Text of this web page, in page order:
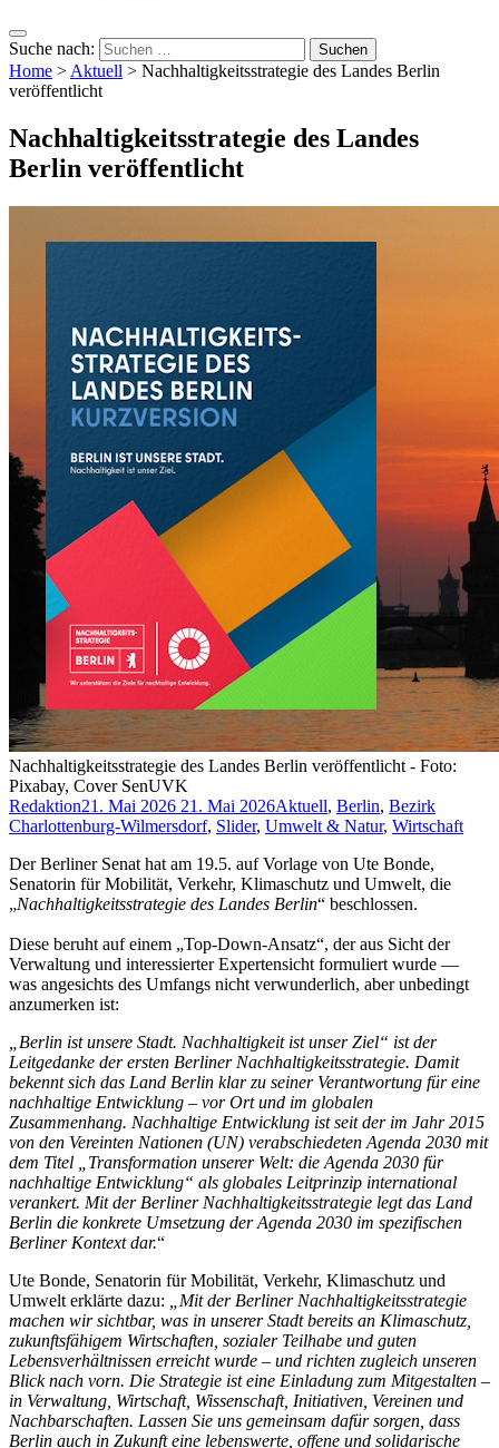
Suche nach:
Home > Aktuell > Nachhaltigkeitsstrategie des Landes Berlin
veröffentlicht
Nachhaltigkeitsstrategie des Landes
Berlin veröffentlicht
Nachhaltigkeitsstrategie des Landes Berlin veröffentlicht - Foto:
Pixabay, Cover SenUVK
Redaktion21. Mai 2026 21. Mai 2026Aktuell, Berlin, Bezirk
Charlottenburg-Wilmersdorf, Slider, Umwelt & Natur, Wirtschaft
Der Berliner Senat hat am 19.5. auf Vorlage von Ute Bonde,
Senatorin für Mobilität, Verkehr, Klimaschutz und Umwelt, die
„Nachhaltigkeitsstrategie des Landes Berlin“ beschlossen.
Diese beruht auf einem „Top-Down-Ansatz“, der aus Sicht der
Verwaltung und interessierter Expertensicht formuliert wurde —
was angesichts des Umfangs nicht verwunderlich, aber unbedingt
anzumerken ist:
„Berlin ist unsere Stadt. Nachhaltigkeit ist unser Ziel“ ist der
Leitgedanke der ersten Berliner Nachhaltigkeitsstrategie. Damit
bekennt sich das Land Berlin klar zu seiner Verantwortung für eine
nachhaltige Entwicklung – vor Ort und im globalen
Zusammenhang. Nachhaltige Entwicklung ist seit der im Jahr 2015
von den Vereinten Nationen (UN) verabschiedeten Agenda 2030 mit
dem Titel „Transformation unserer Welt: die Agenda 2030 für
nachhaltige Entwicklung“ als globales Leitprinzip international
verankert. Mit der Berliner Nachhaltigkeitsstrategie legt das Land
Berlin die konkrete Umsetzung der Agenda 2030 im spezifischen
Berliner Kontext dar.“
Ute Bonde, Senatorin für Mobilität, Verkehr, Klimaschutz und
Umwelt erklärte dazu:
„Mit der Berliner Nachhaltigkeitsstrategie
machen wir sichtbar, was in unserer Stadt bereits an Klimaschutz,
zukunftsfähigem Wirtschaften, sozialer Teilhabe und guten
Lebensverhältnissen erreicht wurde – und richten zugleich unseren
Blick nach vorn. Die Strategie ist eine Einladung zum Mitgestalten –
in Verwaltung, Wirtschaft, Wissenschaft, Initiativen, Vereinen und
Nachbarschaften. Lassen Sie uns gemeinsam dafür sorgen, dass
Berlin auch in Zukunft eine lebenswerte, offene und solidarische